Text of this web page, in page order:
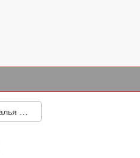
Гусельникова Наталья Владимировна